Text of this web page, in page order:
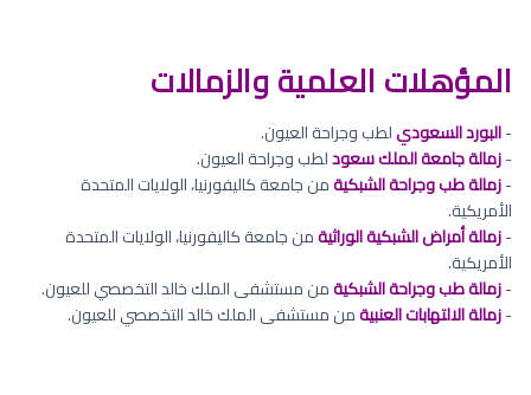
المؤهلات العلمية والزمالات
-البورد السعوديلطب وجراحة العيون.
-زمالة جامعة الملك سعودلطب وجراحة العيون.
-زمالة طب وجراحة الشبكيةمن جامعة كاليفورنيا، الولايات المتحدة
الأمريكية.
-زمالة أمراض الشبكية الوراثيةمن جامعة كاليفورنيا، الولايات المتحدة
الأمريكية.
-زمالة طب وجراحة الشبكيةمن مستشفى الملك خالد التخصصي للعيون.
-زمالة الالتهابات العنبيةمن مستشفى الملك خالد التخصصي للعيون.